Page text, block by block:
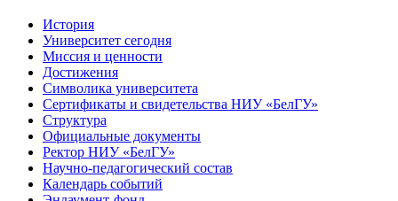
История
Университет сегодня
Миссия и ценности
Достижения
Символика университета
Сертификаты и свидетельства НИУ «БелГУ»
Структура
Официальные документы
Ректор НИУ «БелГУ»
Научно-педагогический состав
Календарь событий